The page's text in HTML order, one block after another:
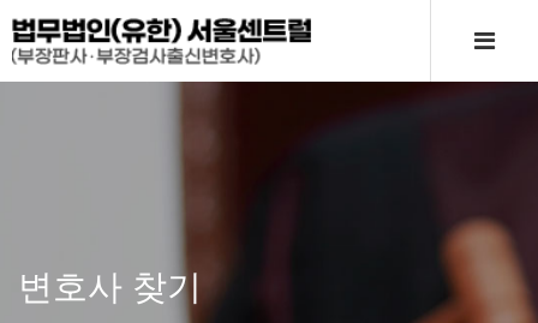
변호사 찾기